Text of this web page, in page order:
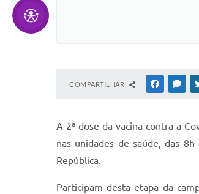
COMPARTILHAR FACEBOOK
A 2ª dose da vacina contra a
nas unidades de saúde, das
República.
Participam desta etapa da